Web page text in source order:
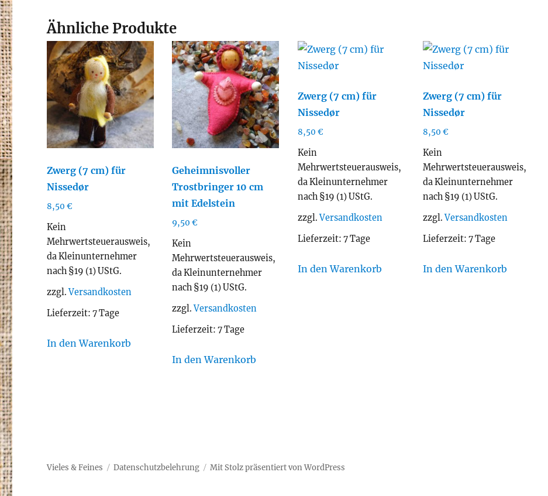
Ähnliche Produkte
Zwerg (7 cm) für
Nissedør
8,50€
Kein
Mehrwertsteuerausweis,
da Kleinunternehmer
nach §19 (1) UStG.
zzgl.Versandkosten
Lieferzeit:7 Tage
In den Warenkorb
Geheimnisvoller
Trostbringer 10 cm
mit Edelstein
9,50€
Kein
Mehrwertsteuerausweis,
da Kleinunternehmer
nach §19 (1) UStG.
zzgl.Versandkosten
Lieferzeit:7 Tage
In den Warenkorb
Zwerg (7 cm) für
Nissedør
8,50 €
Kein
Mehrwertsteuerausweis,
da Kleinunternehmer
nach §19 (1) UStG.
zzgl.Versandkosten
Lieferzeit: 7 Tage
In den Warenkorb
Zwerg (7 cm) für
Nissedør
8,50 €
Kein
Mehrwertsteuerausweis,
da Kleinunternehmer
nach §19 (1) UStG.
zzgl.Versandkosten
Lieferzeit: 7 Tage
In den Warenkorb
Vieles & Feines Datenschutzbelehrung Mit Stolz präsentiert von WordPress